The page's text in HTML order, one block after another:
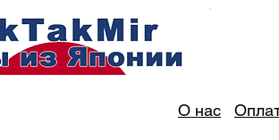
О нас